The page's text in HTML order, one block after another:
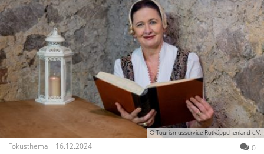
© Tourismusservice Rotkäppchenland e.V.
Fokusthema 16.12.2024 0